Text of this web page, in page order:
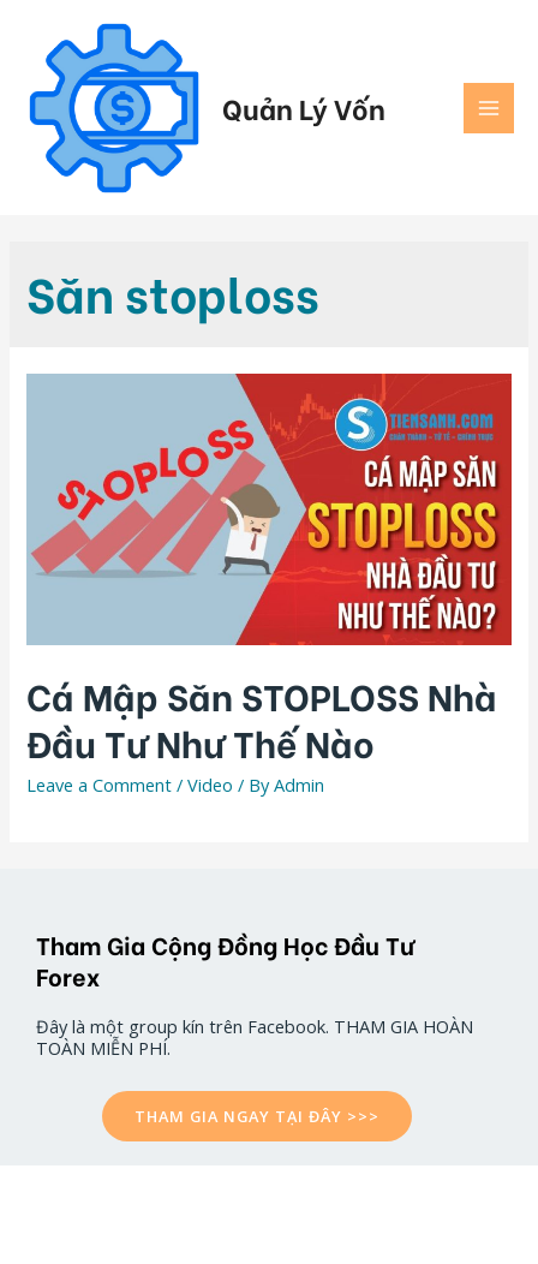
Quản Lý Vốn
Săn stoploss
Cá Mập Săn STOPLOSS Nhà
Đầu Tư Như Thế Nào
Leave a Comment /Video / ByAdmin
Tham Gia Cộng Đồng Học Đầu Tư
Forex
Đây là một group kín trên Facebook. THAM GIA HOÀN
TOÀN MIỄN PHÍ.
THAM GIA NGAY TẠI ĐÂY >>>